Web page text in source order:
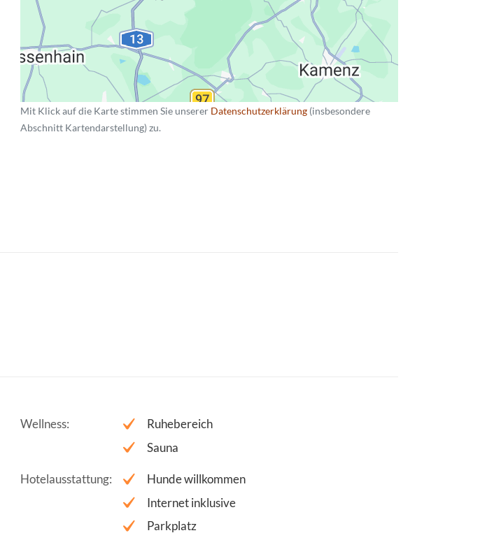
Mit Klick auf die Karte stimmen Sie unserer Datenschutzerklärung (insbesondere
Abschnitt Kartendarstellung) zu.
Wellness
Ruhebereich
Sauna
Hotelausstattung
Hunde willkommen
Internet inklusive
Parkplatz